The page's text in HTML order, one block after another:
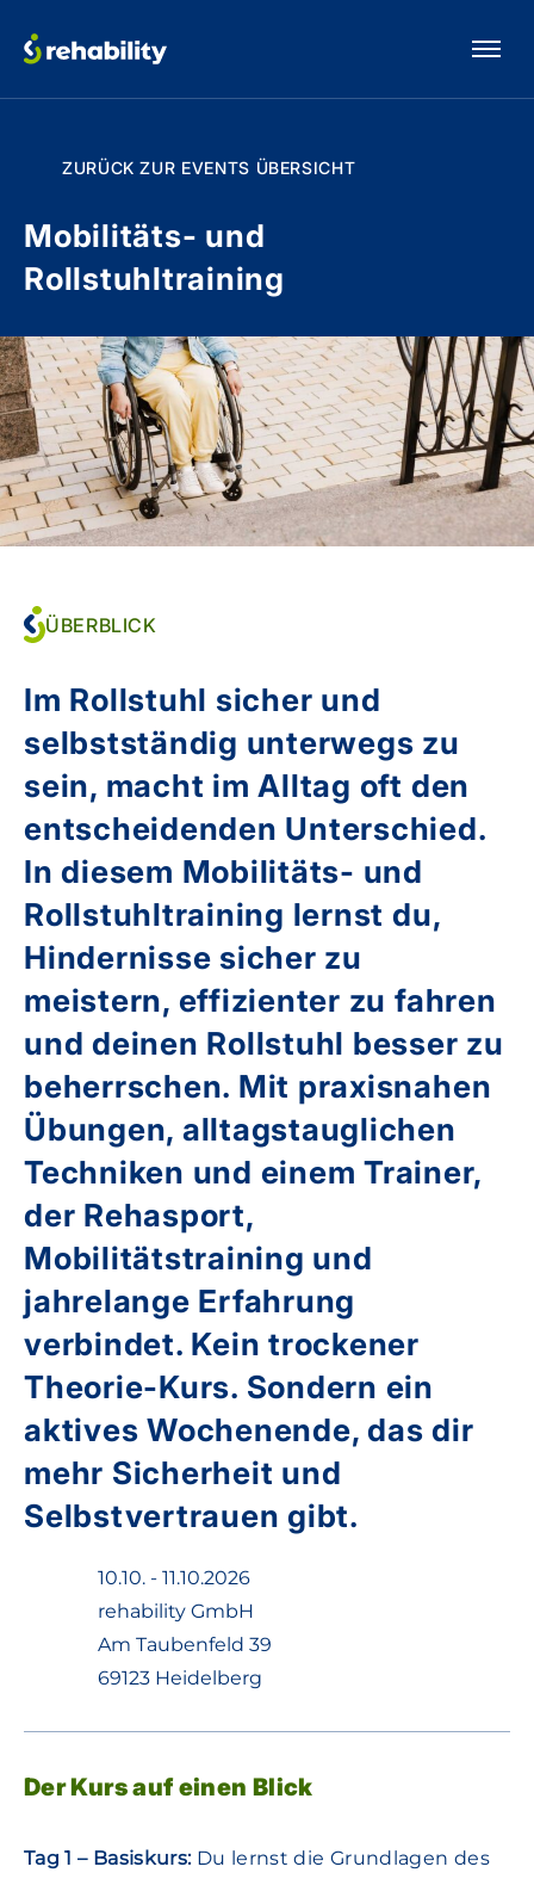
ZURÜCK ZUR EVENTS ÜBERSICHT
Mobilitäts- und
Rollstuhltraining
ÜBERBLICK
Im Rollstuhl sicher und
selbstständig unterwegs zu
sein, macht im Alltag oft den
entscheidenden Unterschied.
In diesem Mobilitäts- und
Rollstuhltraining lernst du,
Hindernisse sicher zu
meistern, effizienter zu fahren
und deinen Rollstuhl besser zu
beherrschen. Mit praxisnahen
Übungen, alltagstauglichen
Techniken und einem Trainer,
der Rehasport,
Mobilitätstraining und
jahrelange Erfahrung
verbindet. Kein trockener
Theorie-Kurs. Sondern ein
aktives Wochenende, das dir
mehr Sicherheit und
Selbstvertrauen gibt.
10.10. - 11.10.2026
rehability GmbH
Am Taubenfeld 39
69123 Heidelberg
Der Kurs auf einen Blick
Tag 1 – Basiskurs:Du lernst die Grundlagen des